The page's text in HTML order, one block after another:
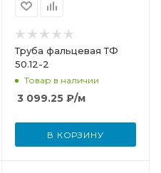
Труба фальцевая ТФ
50.12-2
Товар в наличии
3 099.25₽/м
В КОРЗИНУ